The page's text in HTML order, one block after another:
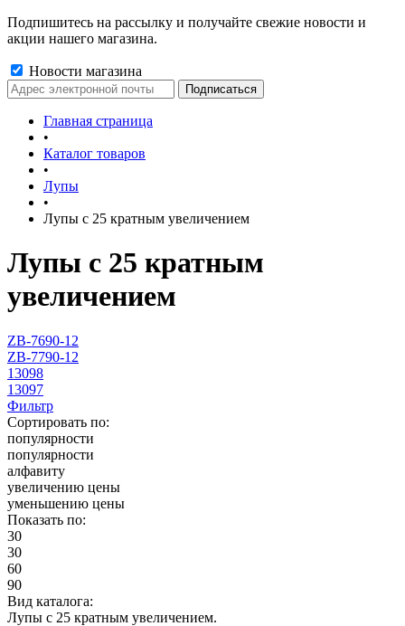
Подпишитесь на рассылку и получайте свежие новости и
акции нашего магазина.
Новости магазина
Главная страница
•
Каталог товаров
•
Лупы
•
Лупы с 25 кратным увеличением
Лупы с 25 кратным
увеличением
ZB-7690-12
ZB-7790-12
13098
13097
Фильтр
Сортировать по:
популярности
популярности
алфавиту
увеличению цены
уменьшению цены
Показать по:
30
30
60
90
Вид каталога:
Лупы с 25 кратным увеличением.